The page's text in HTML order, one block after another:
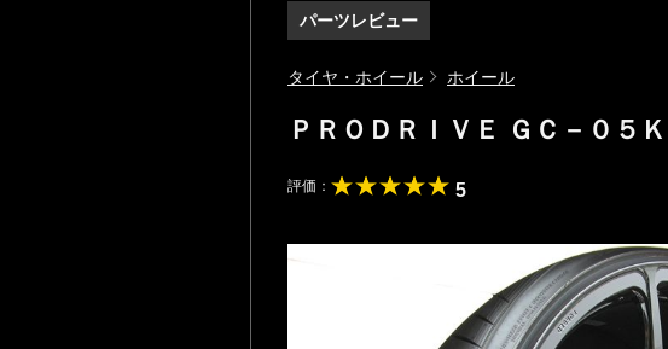
パーツレビュー
タイヤ・ホイール ホイール
ＰＲＯＤＲＩＶＥ ＧＣ－０５Ｋ
評価： 5